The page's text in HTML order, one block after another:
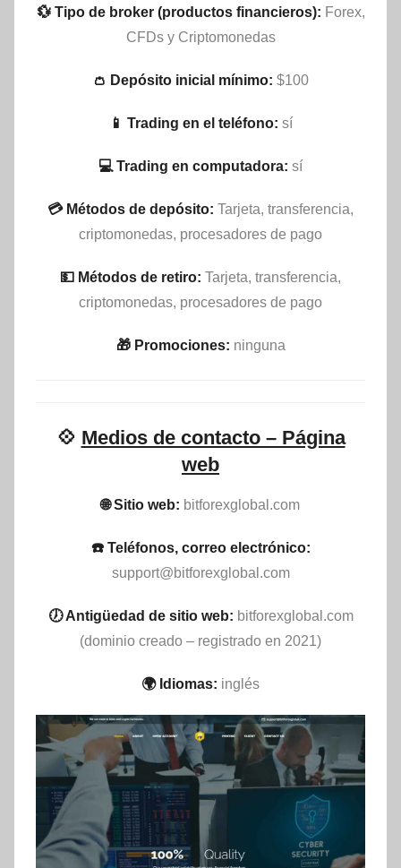
💱 Tipo de broker (productos financieros): Forex,
CFDs y Criptomonedas
👛 Depósito inicial mínimo: $100
📱 Trading en el teléfono: sí
💻 Trading en computadora: sí
💳 Métodos de depósito: Tarjeta, transferencia,
criptomonedas, procesadores de pago
💵​ Métodos de retiro: Tarjeta, transferencia,
criptomonedas, procesadores de pago
🎁 Promociones: ninguna
💠 Medios de contacto – Página
web
🌐 Sitio web: bitforexglobal.com
☎️ Teléfonos, correo electrónico:
support@bitforexglobal.com
🕖 Antigüedad de sitio web: bitforexglobal.com
(dominio creado – registrado en 2021)
🌍 Idiomas: inglés